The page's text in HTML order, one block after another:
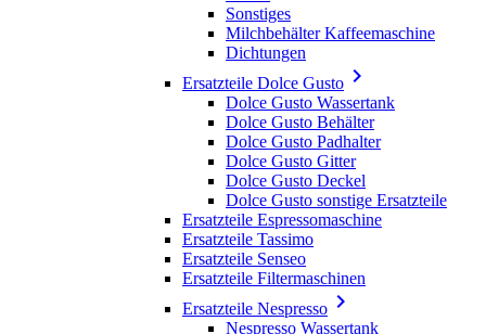
Sonstiges
Milchbehälter Kaffeemaschine
Dichtungen
Ersatzteile Dolce Gusto 
Dolce Gusto Wassertank
Dolce Gusto Behälter
Dolce Gusto Padhalter
Dolce Gusto Gitter
Dolce Gusto Deckel
Dolce Gusto sonstige Ersatzteile
Ersatzteile Espressomaschine
Ersatzteile Tassimo
Ersatzteile Senseo
Ersatzteile Filtermaschinen
Ersatzteile Nespresso 
Nespresso Wassertank